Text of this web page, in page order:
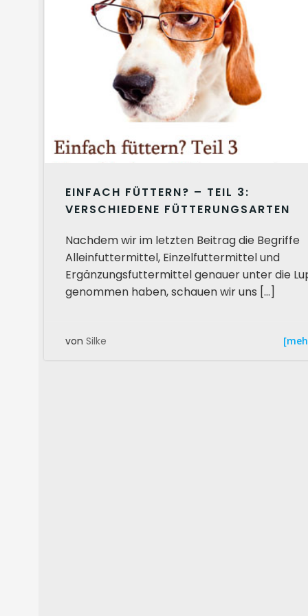
EINFACH FÜTTERN? – TEIL 3:
VERSCHIEDENE FÜTTERUNGSARTEN
Nachdem wir im letzten Beitrag die Begriffe
Alleinfuttermittel, Einzelfuttermittel und
Ergänzungsfuttermittel genauer unter die
genommen haben, schauen wir uns […]
von Silke